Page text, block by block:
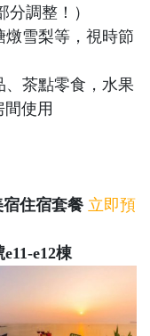
調整！）
燉雪梨等，視時節
、茶點零食，水果
使用
宿住宿套餐 立即預
e12棟